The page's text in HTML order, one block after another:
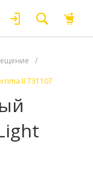
/
II 731107